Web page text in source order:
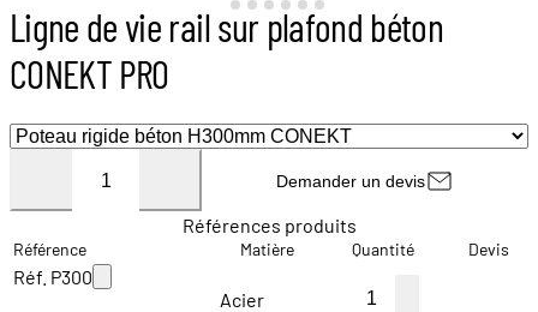
Ligne de vie rail sur plafond béton
CONEKT PRO
Demander un devis
Références produits
Référence Matière Quantité Devis
Réf. P300
Acier